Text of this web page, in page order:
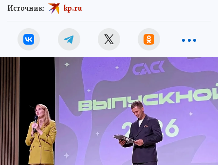
Источник: kp.ru